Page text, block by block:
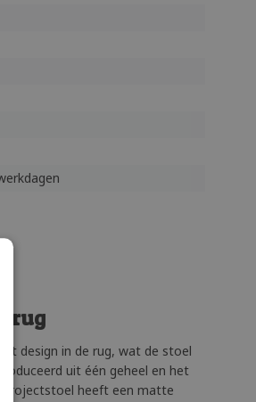
rug
design in de rug, wat de stoel
uit één geheel en het
projectstoel heeft een matte